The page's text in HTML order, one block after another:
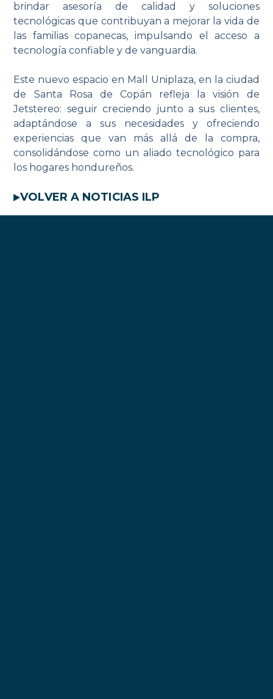
brindar asesoría de calidad y soluciones
tecnológicas que contribuyan a mejorar la vida de
las familias copanecas, impulsando el acceso a
tecnología confiable y de vanguardia.
Este nuevo espacio en Mall Uniplaza, en la ciudad
de Santa Rosa de Copán refleja la visión de
Jetstereo: seguir creciendo junto a sus clientes,
adaptándose a sus necesidades y ofreciendo
experiencias que van más allá de la compra,
consolidándose como un aliado tecnológico para
los hogares hondureños.
VOLVER A NOTICIAS ILP